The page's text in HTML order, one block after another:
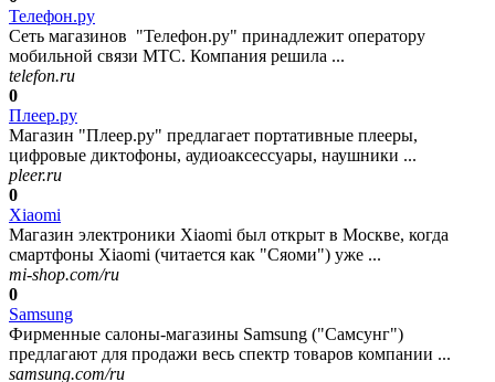
Телефон.ру
Сеть магазинов "Телефон.ру" принадлежит оператору
мобильной связи МТС. Компания решила ...
telefon.ru
0
Плеер.ру
Магазин "Плеер.ру" предлагает портативные плееры,
цифровые диктофоны, аудиоаксессуары, наушники ...
pleer.ru
0
Xiaomi
Магазин электроники Xiaomi был открыт в Москве, когда
смартфоны Xiaomi (читается как "Сяоми") уже ...
mi-shop.com/ru
0
Samsung
Фирменные салоны-магазины Samsung ("Самсунг")
предлагают для продажи весь спектр товаров компании ...
samsung.com/ru